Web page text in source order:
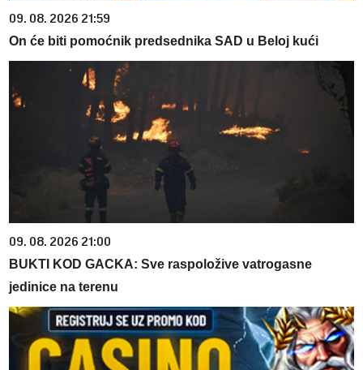
09. 08. 2026 21:59
On će biti pomoćnik predsednika SAD u Beloj kući
09. 08. 2026 21:00
BUKTI KOD GACKA: Sve raspoložive vatrogasne
jedinice na terenu